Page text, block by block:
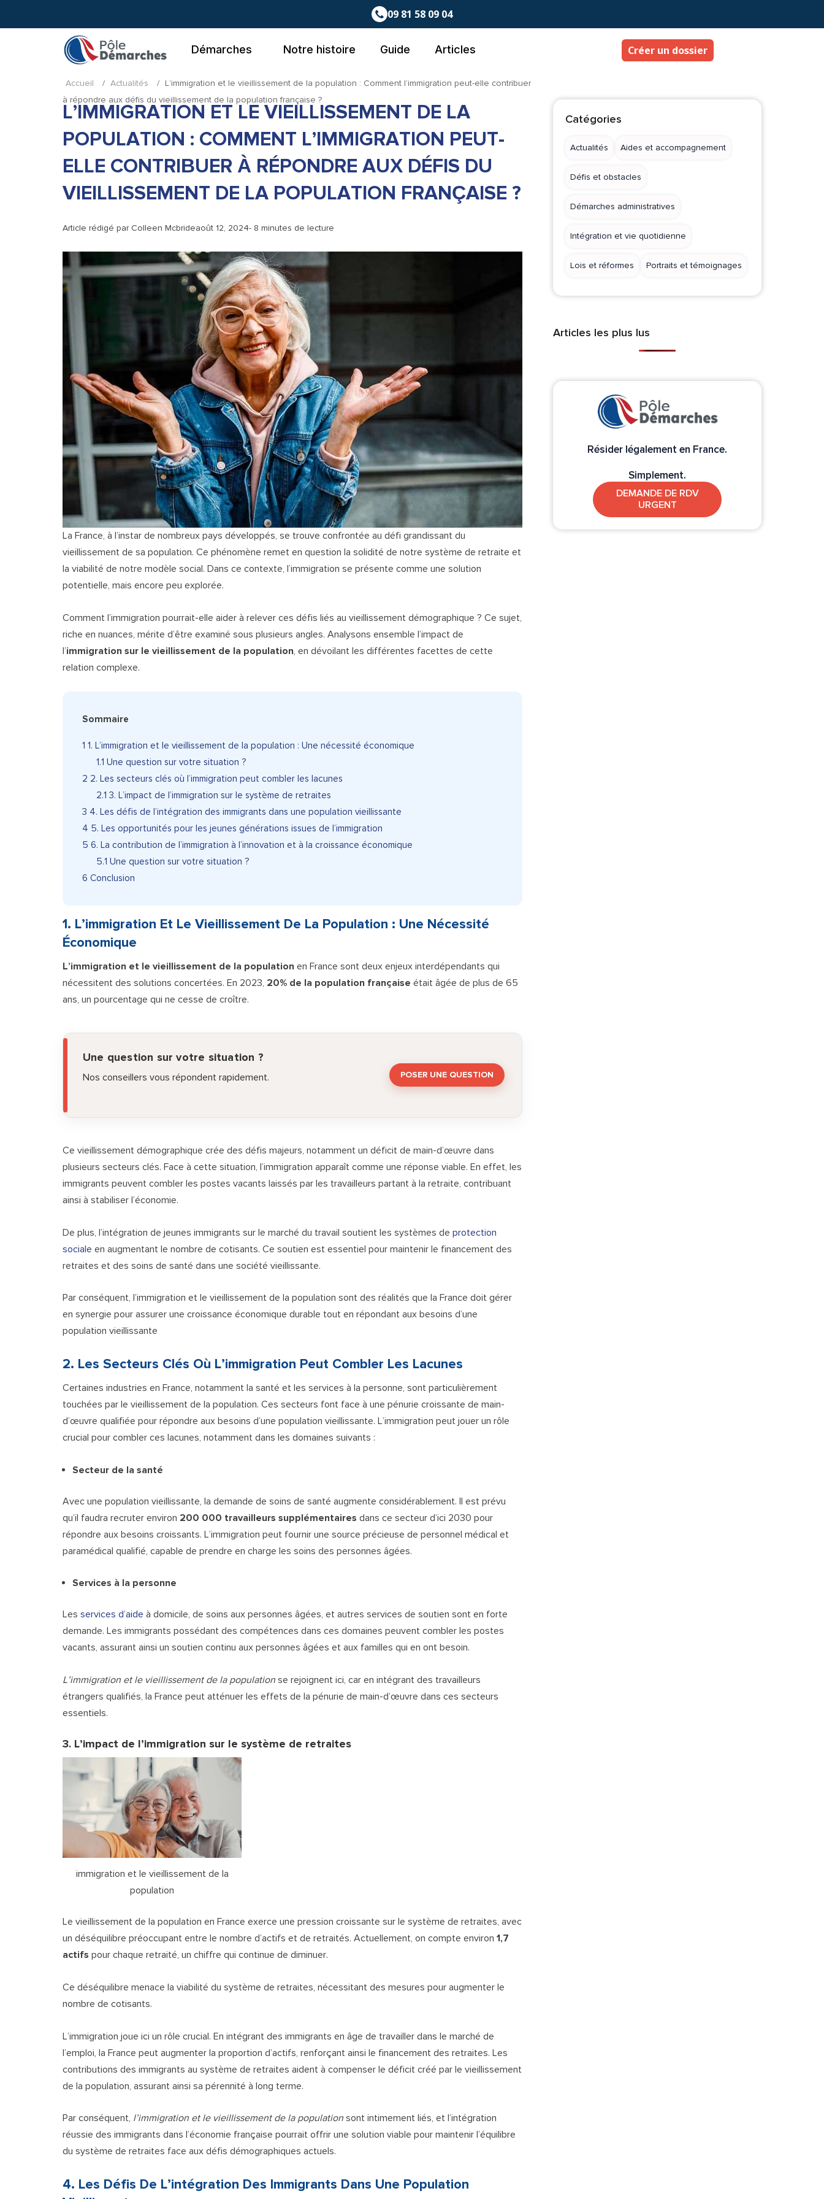
09 81 58 09 04
Démarches Notre histoire Guide Articles Créer un dossier
Accueil / Actualités / L’immigration et le vieillissement de la population : Comment l’immigration peut-elle contribuer
à répondre aux défis du vieillissement de la population française ?
L’IMMIGRATION ET LE VIEILLISSEMENT DE LA
POPULATION : COMMENT L’IMMIGRATION PEUT-
ELLE CONTRIBUER À RÉPONDRE AUX DÉFIS DU
VIEILLISSEMENT DE LA POPULATION FRANÇAISE ?
Article rédigé par Colleen Mcbrideaoût 12, 2024- 8 minutes de lecture
La France, à l’instar de nombreux pays développés, se trouve confrontée au défi grandissant du
vieillissement de sa population. Ce phénomène remet en question la solidité de notre système de retraite et
la viabilité de notre modèle social. Dans ce contexte, l’immigration se présente comme une solution
potentielle, mais encore peu explorée.
Comment l’immigration pourrait-elle aider à relever ces défis liés au vieillissement démographique ? Ce sujet,
riche en nuances, mérite d’être examiné sous plusieurs angles. Analysons ensemble l’impact de
l’immigration sur le vieillissement de la population, en dévoilant les différentes facettes de cette
relation complexe.
Sommaire
1 1. L’immigration et le vieillissement de la population : Une nécessité économique
1.1 Une question sur votre situation ?
2 2. Les secteurs clés où l’immigration peut combler les lacunes
2.1 3. L’impact de l’immigration sur le système de retraites
3 4. Les défis de l’intégration des immigrants dans une population vieillissante
4 5. Les opportunités pour les jeunes générations issues de l’immigration
5 6. La contribution de l’immigration à l’innovation et à la croissance économique
5.1 Une question sur votre situation ?
6 Conclusion
1. L’immigration Et Le Vieillissement De La Population : Une Nécessité
Économique
L’immigration et le vieillissement de la population en France sont deux enjeux interdépendants qui
nécessitent des solutions concertées. En 2023, 20% de la population française était âgée de plus de 65
ans, un pourcentage qui ne cesse de croître.
Une question sur votre situation ?
Nos conseillers vous répondent rapidement. POSER UNE QUESTION
Ce vieillissement démographique crée des défis majeurs, notamment un déficit de main-d’œuvre dans
plusieurs secteurs clés. Face à cette situation, l’immigration apparaît comme une réponse viable. En effet, les
immigrants peuvent combler les postes vacants laissés par les travailleurs partant à la retraite, contribuant
ainsi à stabiliser l’économie.
De plus, l’intégration de jeunes immigrants sur le marché du travail soutient les systèmes de protection
sociale en augmentant le nombre de cotisants. Ce soutien est essentiel pour maintenir le financement des
retraites et des soins de santé dans une société vieillissante.
Par conséquent, l’immigration et le vieillissement de la population sont des réalités que la France doit gérer
en synergie pour assurer une croissance économique durable tout en répondant aux besoins d’une
population vieillissante
2. Les Secteurs Clés Où L’immigration Peut Combler Les Lacunes
Certaines industries en France, notamment la santé et les services à la personne, sont particulièrement
touchées par le vieillissement de la population. Ces secteurs font face à une pénurie croissante de main-
d’œuvre qualifiée pour répondre aux besoins d’une population vieillissante. L’immigration peut jouer un rôle
crucial pour combler ces lacunes, notamment dans les domaines suivants :
Secteur de la santé
Avec une population vieillissante, la demande de soins de santé augmente considérablement. Il est prévu
qu’il faudra recruter environ 200 000 travailleurs supplémentaires dans ce secteur d’ici 2030 pour
répondre aux besoins croissants. L’immigration peut fournir une source précieuse de personnel médical et
paramédical qualifié, capable de prendre en charge les soins des personnes âgées.
Services à la personne
Les services d’aide à domicile, de soins aux personnes âgées, et autres services de soutien sont en forte
demande. Les immigrants possédant des compétences dans ces domaines peuvent combler les postes
vacants, assurant ainsi un soutien continu aux personnes âgées et aux familles qui en ont besoin.
L’immigration et le vieillissement de la population se rejoignent ici, car en intégrant des travailleurs
étrangers qualifiés, la France peut atténuer les effets de la pénurie de main-d’œuvre dans ces secteurs
essentiels.
3. L’impact de l’immigration sur le système de retraites
immigration et le vieillissement de la
population
Le vieillissement de la population en France exerce une pression croissante sur le système de retraites, avec
un déséquilibre préoccupant entre le nombre d’actifs et de retraités. Actuellement, on compte environ 1,7
actifs pour chaque retraité, un chiffre qui continue de diminuer.
Ce déséquilibre menace la viabilité du système de retraites, nécessitant des mesures pour augmenter le
nombre de cotisants.
L’immigration joue ici un rôle crucial. En intégrant des immigrants en âge de travailler dans le marché de
l’emploi, la France peut augmenter la proportion d’actifs, renforçant ainsi le financement des retraites. Les
contributions des immigrants au système de retraites aident à compenser le déficit créé par le vieillissement
de la population, assurant ainsi sa pérennité à long terme.
Par conséquent, l’immigration et le vieillissement de la population sont intimement liés, et l’intégration
réussie des immigrants dans l’économie française pourrait offrir une solution viable pour maintenir l’équilibre
du système de retraites face aux défis démographiques actuels.
4. Les Défis De L’intégration Des Immigrants Dans Une Population
Catégories
Actualités Aides et accompagnement
Défis et obstacles
Démarches administratives
Intégration et vie quotidienne
Lois et réformes Portraits et témoignages
Articles les plus lus
Résider légalement en France.
Simplement.
DEMANDE DE RDV
URGENT